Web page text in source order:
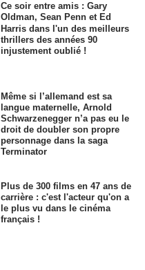
Ce soir entre amis : Gary
Oldman, Sean Penn et Ed
Harris dans l'un des meilleurs
thrillers des années 90
injustement oublié !
Même si l’allemand est sa
langue maternelle, Arnold
Schwarzenegger n’a pas eu le
droit de doubler son propre
personnage dans la saga
Terminator
Plus de 300 films en 47 ans de
carrière : c'est l'acteur qu'on a
le plus vu dans le cinéma
français !